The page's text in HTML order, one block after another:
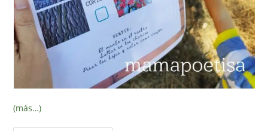
(más…)